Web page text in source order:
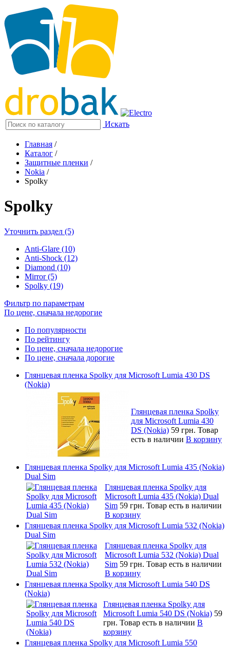
Искать
Главная /
Каталог /
Защитные пленки /
Nokia /
Spolky
Spolky
Уточнить раздел (5)
Anti-Glare (10)
Anti-Shock (12)
Diamond (10)
Mirror (5)
Spolky (19)
Фильтр по параметрам
По цене, сначала недорогие
По популярности
По рейтингу
По цене, сначала недорогие
По цене, сначала дорогие
Глянцевая пленка Spolky для Microsoft Lumia 430 DS
(Nokia)
Глянцевая пленка Spolky
для Microsoft Lumia 430
DS (Nokia) 59 грн. Товар
есть в наличии В корзину
Глянцевая пленка Spolky для Microsoft Lumia 435 (Nokia)
Dual Sim
Глянцевая пленка Spolky для
Microsoft Lumia 435 (Nokia) Dual
Sim 59 грн. Товар есть в наличии
В корзину
Глянцевая пленка Spolky для Microsoft Lumia 532 (Nokia)
Dual Sim
Глянцевая пленка Spolky для
Microsoft Lumia 532 (Nokia) Dual
Sim 59 грн. Товар есть в наличии
В корзину
Глянцевая пленка Spolky для Microsoft Lumia 540 DS
(Nokia)
Глянцевая пленка Spolky для
Microsoft Lumia 540 DS (Nokia) 59
грн. Товар есть в наличии В
корзину
Глянцевая пленка Spolky для Microsoft Lumia 550